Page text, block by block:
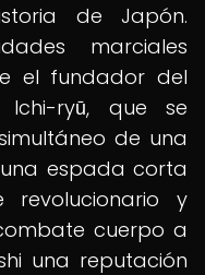
de Japón.
marciales
el fundador del
ryū, que se
de una
espada corta
revolucionario y
cuerpo a
una reputación